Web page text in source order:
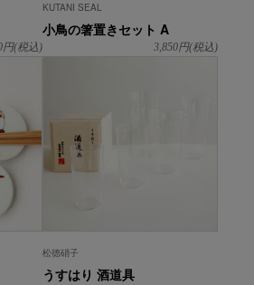
円(税込)
KUTANI SEAL
小鳥の箸置きセット A
3,850円(税込)
松徳硝子
うすはり 酒道具